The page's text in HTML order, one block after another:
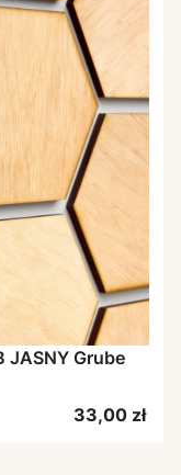
JASNY Grube
Cena
33,00 zł